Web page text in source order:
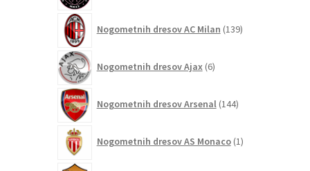
Nogometnih dresov AC Milan 139izdelkov
Nogometnih dresov Ajax 6izdelkov
Nogometnih dresov Arsenal 144izdelkov
Nogometnih dresov AS Monaco 1izdelek